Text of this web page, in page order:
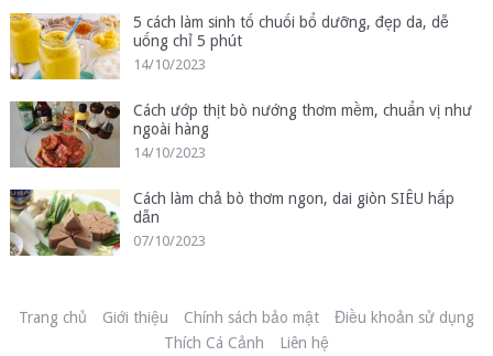
5 cách làm sinh tố chuối bổ dưỡng, đẹp da, dễ
uống chỉ 5 phút
14/10/2023
Cách ướp thịt bò nướng thơm mềm, chuẩn vị như
ngoài hàng
14/10/2023
Cách làm chả bò thơm ngon, dai giòn SIÊU hấp
dẫn
07/10/2023
Trang chủ Giới thiệu Chính sách bảo mật
Điều khoản sử dụng
Thích Cá Cảnh
Liên hệ